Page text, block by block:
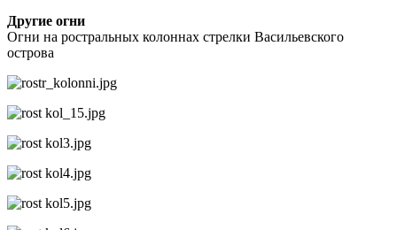
Другие огни
Огни на ростральных колоннах стрелки Васильевского
острова